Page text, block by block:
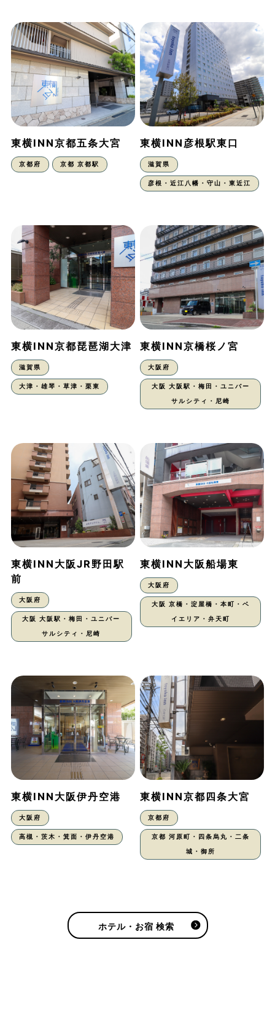
東横INN京都五条大宮
京都府 京都 京都駅
東横INN彦根駅東口
滋賀県
彦根・近江八幡・守山・東近江
東横INN京都琵琶湖大津
滋賀県
大津・雄琴・草津・栗東
東横INN京橋桜ノ宮
大阪府
大阪 大阪駅・梅田・ユニバー
サルシティ・尼崎
東横INN大阪JR野田駅
前
大阪府
大阪 大阪駅・梅田・ユニバー
サルシティ・尼崎
東横INN大阪船場東
大阪府
大阪 京橋・淀屋橋・本町・ベ
イエリア・弁天町
東横INN大阪伊丹空港
大阪府
高槻・茨木・箕面・伊丹空港
東横INN京都四条大宮
京都府
京都 河原町・四条烏丸・二条
城・御所
ホテル・お宿 検索